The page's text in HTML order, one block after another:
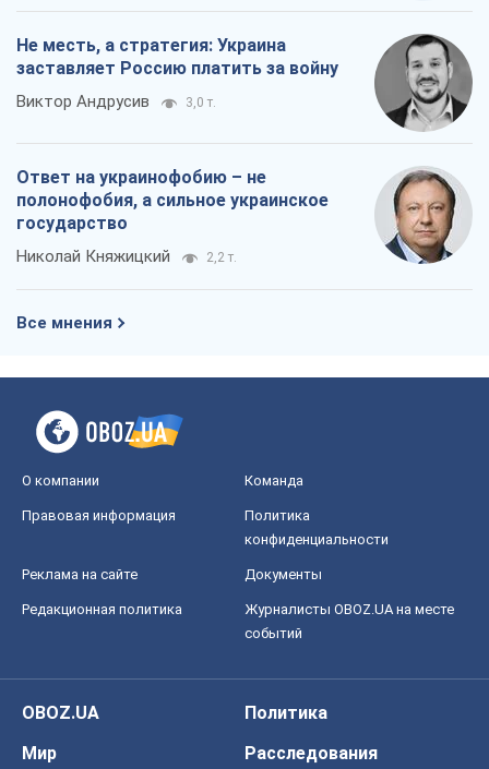
Не месть, а стратегия: Украина
заставляет Россию платить за войну
Виктор Андрусив 3,0 т.
Ответ на украинофобию – не
полонофобия, а сильное украинское
государство
Николай Княжицкий 2,2 т.
Все мнения
О компании Команда
Правовая информация
Политика
конфиденциальности
Реклама на сайте Документы
Редакционная политика
Журналисты OBOZ.UA на месте
событий
OBOZ.UA
Политика
Мир
Расследования